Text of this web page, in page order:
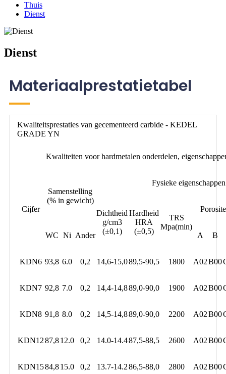
Thuis
Dienst
Dienst
Materiaalprestatietabel
Kwaliteitsprestaties van gecementeerd carbide - KEDEL
GRADE YN
Kwaliteiten voor hardmetalen onderdelen,
Cijfer
Samenstelling
(% in gewicht)
Fysieke eigenschappen
Dichtheid
g/cm3
(±0,1)
Hardheid
HRA
(±0,5)
TRS
Mpa(min)
WC Ni Ander A B
KDN6 93,8 6.0 0,2 14,6-15,089,5-90,5 1800 A02B00
KDN7 92,8 7.0 0,2 14,4-14,889,0-90,0 1900 A02B00
KDN8 91,8 8.0 0,2 14,5-14,889,0-90,0 2200 A02B00
KDN1287,812.0 0,2 14.0-14.487,5-88,5 2600 A02B00
KDN1584,815.0 0,2 13.7-14.286,5-88,0 2800 A02B00